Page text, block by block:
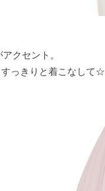
クセント。
すっきりと着こなして☆